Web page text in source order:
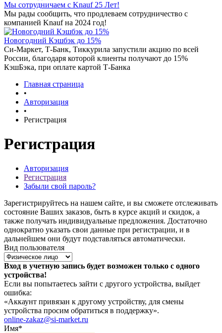
Мы сотрудничаем с Knauf 25 Лет!
Мы рады сообщить, что продлеваем сотрудничество с
компанией Knauf на 2024 год!
Новогодний Кэшбэк до 15%
Си-Маркет, Т-Банк, Тиккурила запустили акцию по всей
России, благодаря которой клиенты получают до 15%
КэшБэка, при оплате картой Т-Банка
Главная страница
•
Авторизация
•
Регистрация
Регистрация
Авторизация
Регистрация
Забыли свой пароль?
Зарегистрируйтесь на нашем сайте, и вы сможете отслеживать
состояние Ваших заказов, быть в курсе акций и скидок, а
также получать индивидуальные предложения. Достаточно
однократно указать свои данные при регистрации, и в
дальнейшем они будут подставляться автоматически.
Вид пользователя
Вход в учетную запись будет возможен только с одного
устройства!
Если вы попытаетесь зайти с другого устройства, выйдет
ошибка:
«Аккаунт привязан к другому устройству, для смены
устройства просим обратиться в поддержку».
online-zakaz@si-market.ru
Имя*